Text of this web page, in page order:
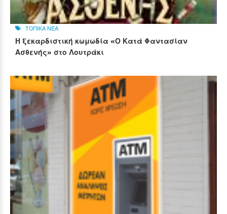
ΤΟΠΙΚΑ ΝΕΑ
Η ξεκαρδιστική κωμωδία «Ο Κατά Φαντασίαν
Ασθενής» στο Λουτράκι